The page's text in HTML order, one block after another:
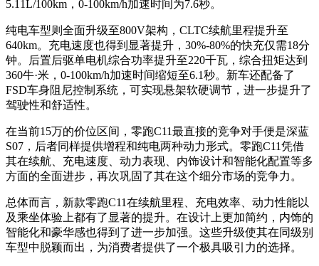
5.11L/100km，0-100km/h加速时间为7.6秒。
纯电车型则全面升级至800V架构，CLTC续航里程提升至
640km。充电速度也得到显著提升，30%-80%的快充仅需18分
钟。后置后驱单电机综合功率提升至220千瓦，综合扭矩达到
360牛·米，0-100km/h加速时间缩短至6.1秒。新车还配备了
FSD车身阻尼控制系统，可实现悬架软硬调节，进一步提升了
驾驶性和舒适性。
在当前15万的价位区间，零跑C11最直接的竞争对手便是深蓝
S07，后者同样提供增程和纯电两种动力形式。零跑C11凭借
其在续航、充电速度、动力表现、内饰设计和智能化配置等多
方面的全面进步，再次巩固了其在这个细分市场的竞争力。
总体而言，新款零跑C11在续航里程、充电效率、动力性能以
及乘坐体验上都有了显著的提升。在设计上更加简约，内饰的
智能化和豪华感也得到了进一步加强。这些升级使其在同级别
车型中脱颖而出，为消费者提供了一个极具吸引力的选择。